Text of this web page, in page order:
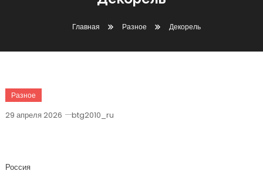
Главная Разное Декорель
Разное
29 апреля 2026 btg2010_ru
Россия